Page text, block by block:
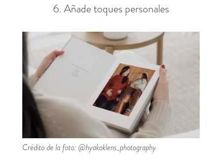
6. Añade toques personales
Crédito de la foto: @hyakoklens_photography